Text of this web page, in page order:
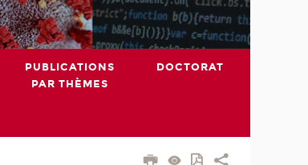
PUBLICATIONS
PAR THÈMES
DOCTORAT